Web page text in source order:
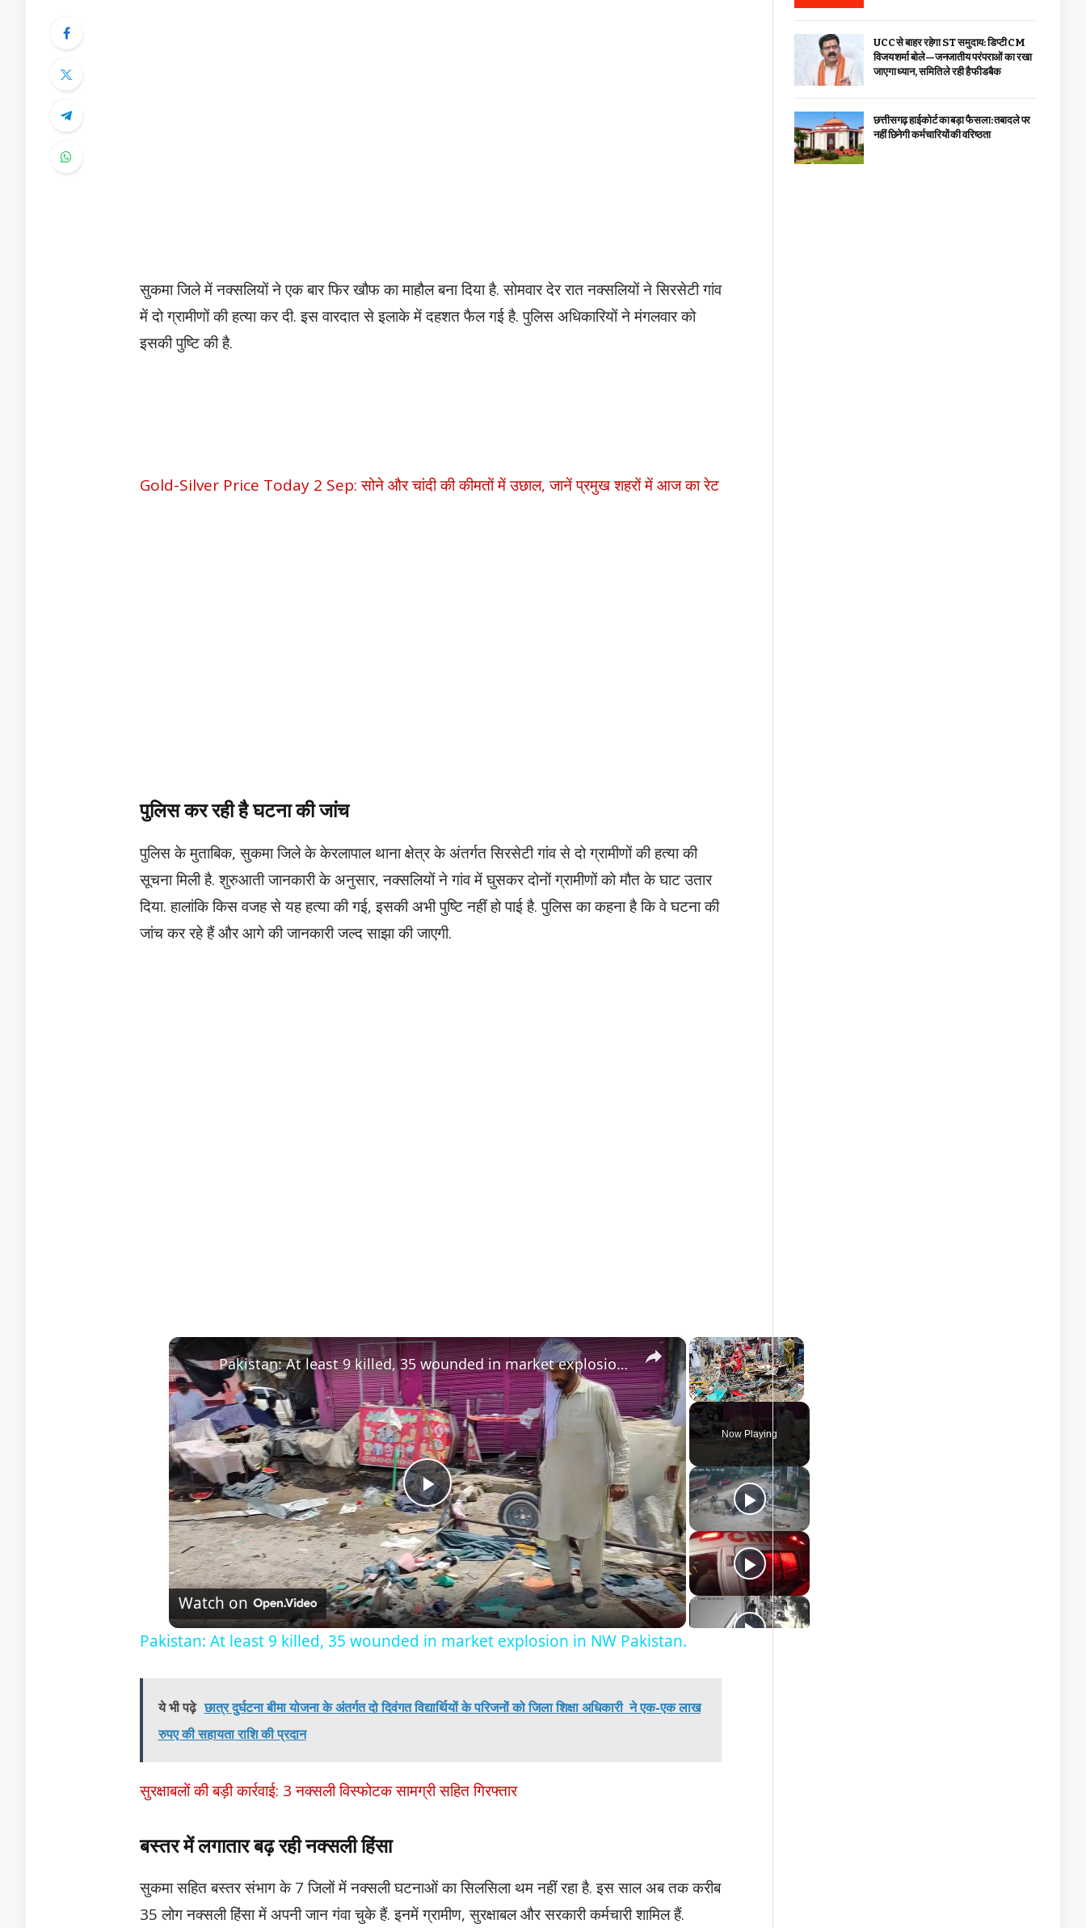
सुकमा जिले में नक्सलियों ने एक बार फिर खौफ का माहौल बना दिया है. सोमवार देर रात नक्सलियों ने सिरसेटी गांव
में दो ग्रामीणों की हत्या कर दी. इस वारदात से इलाके में दहशत फैल गई है. पुलिस अधिकारियों ने मंगलवार को
इसकी पुष्टि की है.
Gold-Silver Price Today 2 Sep: सोने और चांदी की कीमतों में उछाल, जानें प्रमुख शहरों में आज का रेट
पुलिस कर रही है घटना की जांच
पुलिस के मुताबिक, सुकमा जिले के केरलापाल थाना क्षेत्र के अंतर्गत सिरसेटी गांव से दो ग्रामीणों की हत्या की
सूचना मिली है. शुरुआती जानकारी के अनुसार, नक्सलियों ने गांव में घुसकर दोनों ग्रामीणों को मौत के घाट उतार
दिया. हालांकि किस वजह से यह हत्या की गई, इसकी अभी पुष्टि नहीं हो पाई है. पुलिस का कहना है कि वे घटना की
जांच कर रहे हैं और आगे की जानकारी जल्द साझा की जाएगी.
×
Play Fullscreen
Now Playing
×
Play
Video
Pakistan: At least 9 killed, 35 wounded in market explosion in NW Pakistan.
Watch on
Pakistan: At least 9 killed, 35 wounded in market explosion in NW Pakistan.
ये भी पढ़े छात्र दुर्घटना बीमा योजना के अंतर्गत दो दिवंगत विद्यार्थियों के परिजनों को जिला शिक्षा अधिकारी ने एक-एक लाख
रुपए की सहायता राशि की प्रदान
सुरक्षाबलों की बड़ी कार्रवाई: 3 नक्सली विस्फोटक सामग्री सहित गिरफ्तार
बस्तर में लगातार बढ़ रही नक्सली हिंसा
सुकमा सहित बस्तर संभाग के 7 जिलों में नक्सली घटनाओं का सिलसिला थम नहीं रहा है. इस साल अब तक करीब
35 लोग नक्सली हिंसा में अपनी जान गंवा चुके हैं. इनमें ग्रामीण, सुरक्षाबल और सरकारी कर्मचारी शामिल हैं.
UCC से बाहर रहेगा ST समुदाय: डिप्टी CM
विजय शर्मा बोले—जनजातीय परंपराओं का रखा
जाएगा ध्यान, समिति ले रही है फीडबैक
छत्तीसगढ़ हाईकोर्ट का बड़ा फैसला: तबादले पर
नहीं छिनेगी कर्मचारियों की वरिष्ठता